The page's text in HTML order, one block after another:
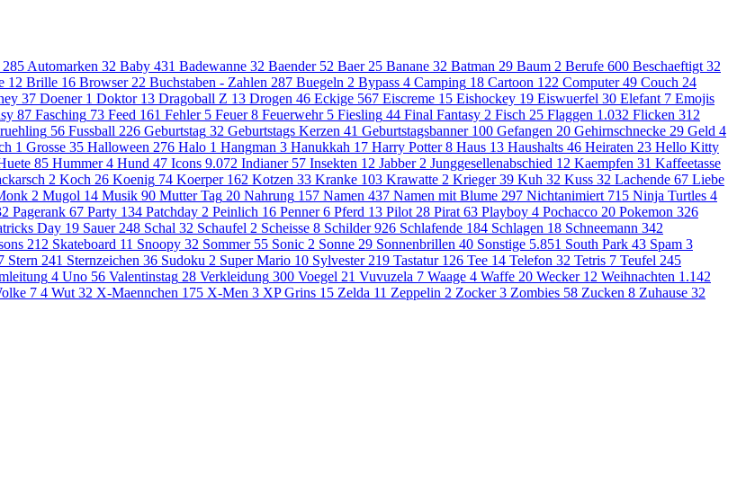
285 Automarken 32 Baby 431 Badewanne 32 Baender 52 Baer 25 Banane 32 Batman 29 Baum 2 Berufe 600 Beschaeftigt 32
12 Brille 16 Browser 22 Buchstaben - Zahlen 287 Buegeln 2 Bypass 4 Camping 18 Cartoon 122 Computer 49 Couch 24
37 Doener 1 Doktor 13 Dragoball Z 13 Drogen 46 Eckige 567 Eiscreme 15 Eishockey 19 Eiswuerfel 30 Elefant 7 Emojis
87 Fasching 73 Feed 161 Fehler 5 Feuer 8 Feuerwehr 5 Fiesling 44 Final Fantasy 2 Fisch 25 Flaggen 1.032 Flicken 312
56 Fussball 226 Geburtstag 32 Geburtstags Kerzen 41 Geburtstagsbanner 100 Gefangen 20 Gehirnschnecke 29 Geld 4
1 Grosse 35 Halloween 276 Halo 1 Hangman 3 Hanukkah 17 Harry Potter 8 Haus 13 Haushalts 46 Heiraten 23 Hello Kitty
85 Hummer 4 Hund 47 Icons 9.072 Indianer 57 Insekten 12 Jabber 2 Junggesellenabschied 12 Kaempfen 31 Kaffeetasse
2 Koch 26 Koenig 74 Koerper 162 Kotzen 33 Kranke 103 Krawatte 2 Krieger 39 Kuh 32 Kuss 32 Lachende 67 Liebe
2 Mugol 14 Musik 90 Mutter Tag 20 Nahrung 157 Namen 437 Namen mit Blume 297 Nichtanimiert 715 Ninja Turtles 4
Pagerank 67 Party 134 Patchday 2 Peinlich 16 Penner 6 Pferd 13 Pilot 28 Pirat 63 Playboy 4 Pochacco 20 Pokemon 326
Day 19 Sauer 248 Schal 32 Schaufel 2 Scheisse 8 Schilder 926 Schlafende 184 Schlagen 18 Schneemann 342
212 Skateboard 11 Snoopy 32 Sommer 55 Sonic 2 Sonne 29 Sonnenbrillen 40 Sonstige 5.851 South Park 43 Spam 3
Stern 241 Sternzeichen 36 Sudoku 2 Super Mario 10 Sylvester 219 Tastatur 126 Tee 14 Telefon 32 Tetris 7 Teufel 245
4 Uno 56 Valentinstag 28 Verkleidung 300 Voegel 21 Vuvuzela 7 Waage 4 Waffe 20 Wecker 12 Weihnachten 1.142
7 4 Wut 32 X-Maennchen 175 X-Men 3 XP Grins 15 Zelda 11 Zeppelin 2 Zocker 3 Zombies 58 Zucken 8 Zuhause 32